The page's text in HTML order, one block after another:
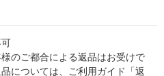
のご都合による返品はお受けで
については、ご利用ガイド「返